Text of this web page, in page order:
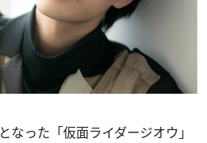
った「仮面ライダージオウ」